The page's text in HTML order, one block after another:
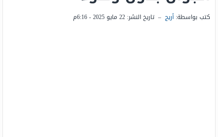
كتب بواسطة: أريج – تاريخ النشر: 22 مايو 2025 - 6:16م